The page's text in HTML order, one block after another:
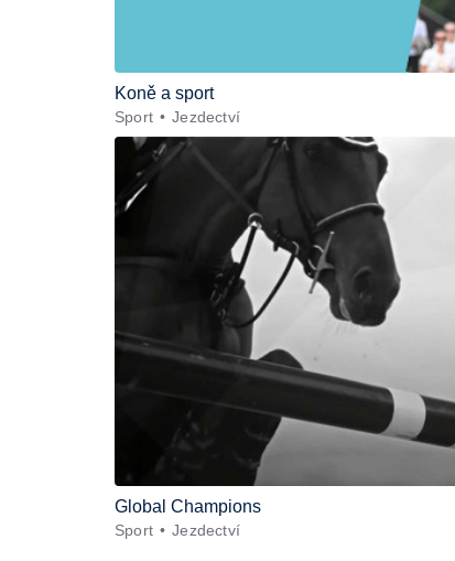
Koně a sport
Sport Jezdectví
Global Champions
Sport Jezdectví